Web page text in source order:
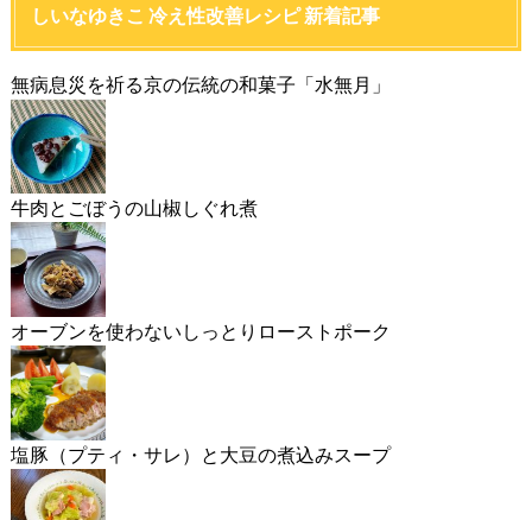
しいなゆきこ 冷え性改善レシピ 新着記事
無病息災を祈る京の伝統の和菓子「水無月」
牛肉とごぼうの山椒しぐれ煮
オーブンを使わないしっとりローストポーク
塩豚（プティ・サレ）と大豆の煮込みスープ